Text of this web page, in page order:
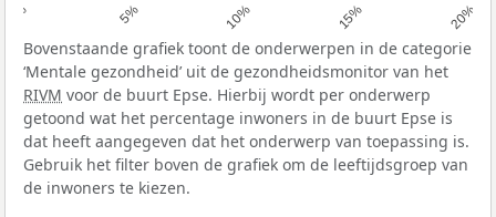
0% 5% 10% 15% 20%
Bovenstaande grafiek toont de onderwerpen in de categorie
‘Mentale gezondheid’ uit de gezondheidsmonitor van het
RIVM voor de buurt Epse. Hierbij wordt per onderwerp
getoond wat het percentage inwoners in de buurt Epse is
dat heeft aangegeven dat het onderwerp van toepassing is.
Gebruik het filter boven de grafiek om de leeftijdsgroep van
de inwoners te kiezen.